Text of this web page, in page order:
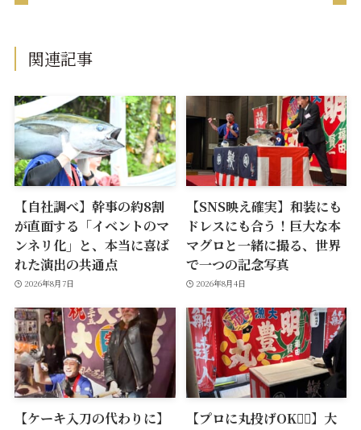
関連記事
【自社調べ】幹事の約8割
が直面する「イベントのマ
ンネリ化」と、本当に喜ば
れた演出の共通点
2026年8月7日
【SNS映え確実】和装にも
ドレスにも合う！巨大な本
マグロと一緒に撮る、世界
で一つの記念写真
2026年8月4日
【ケーキ入刀の代わりに】
【プロに丸投げOK🙆‍♂️】大